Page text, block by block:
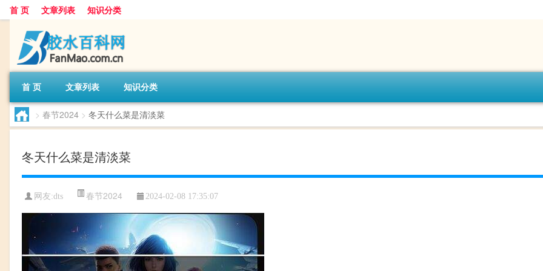
首 页 文章列表 知识分类
首 页 文章列表 知识分类
> 春节2024 > 冬天什么菜是清淡菜
冬天什么菜是清淡菜
网友:dts 春节2024 2024-02-08 17:35:07